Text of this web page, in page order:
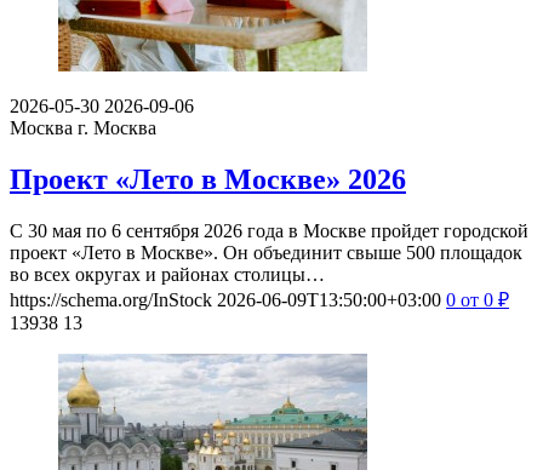
2026-05-30 2026-09-06
Москва г. Москва
Проект «Лето в Москве» 2026
С 30 мая по 6 сентября 2026 года в Москве пройдет городской
проект «Лето в Москве». Он объединит свыше 500 площадок
во всех округах и районах столицы…
https://schema.org/InStock 2026-06-09T13:50:00+03:00 0 от 0 ₽
13938 13